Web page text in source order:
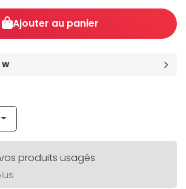
Ajouter au panier
W
produits usagés